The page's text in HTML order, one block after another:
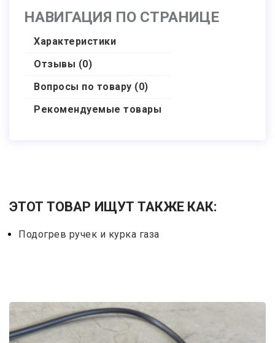
НАВИГАЦИЯ ПО СТРАНИЦЕ
Характеристики
Отзывы (0)
Вопросы по товару (0)
Рекомендуемые товары
ЭТОТ ТОВАР ИЩУТ ТАКЖЕ КАК:
Подогрев ручек и курка газа